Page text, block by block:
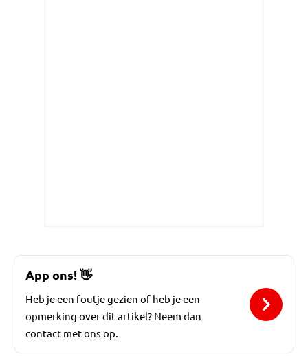
App ons!👋
Heb je een foutje gezien of heb je een
opmerking over dit artikel? Neem dan
contact met ons op.